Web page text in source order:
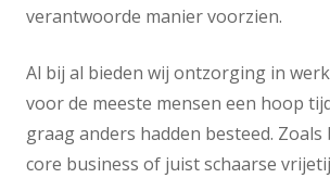
verantwoorde manier voorzien.
Al bij al bieden wij ontzorging in
voor de meeste mensen een hoop
graag anders hadden besteed.
core business of juist schaarse